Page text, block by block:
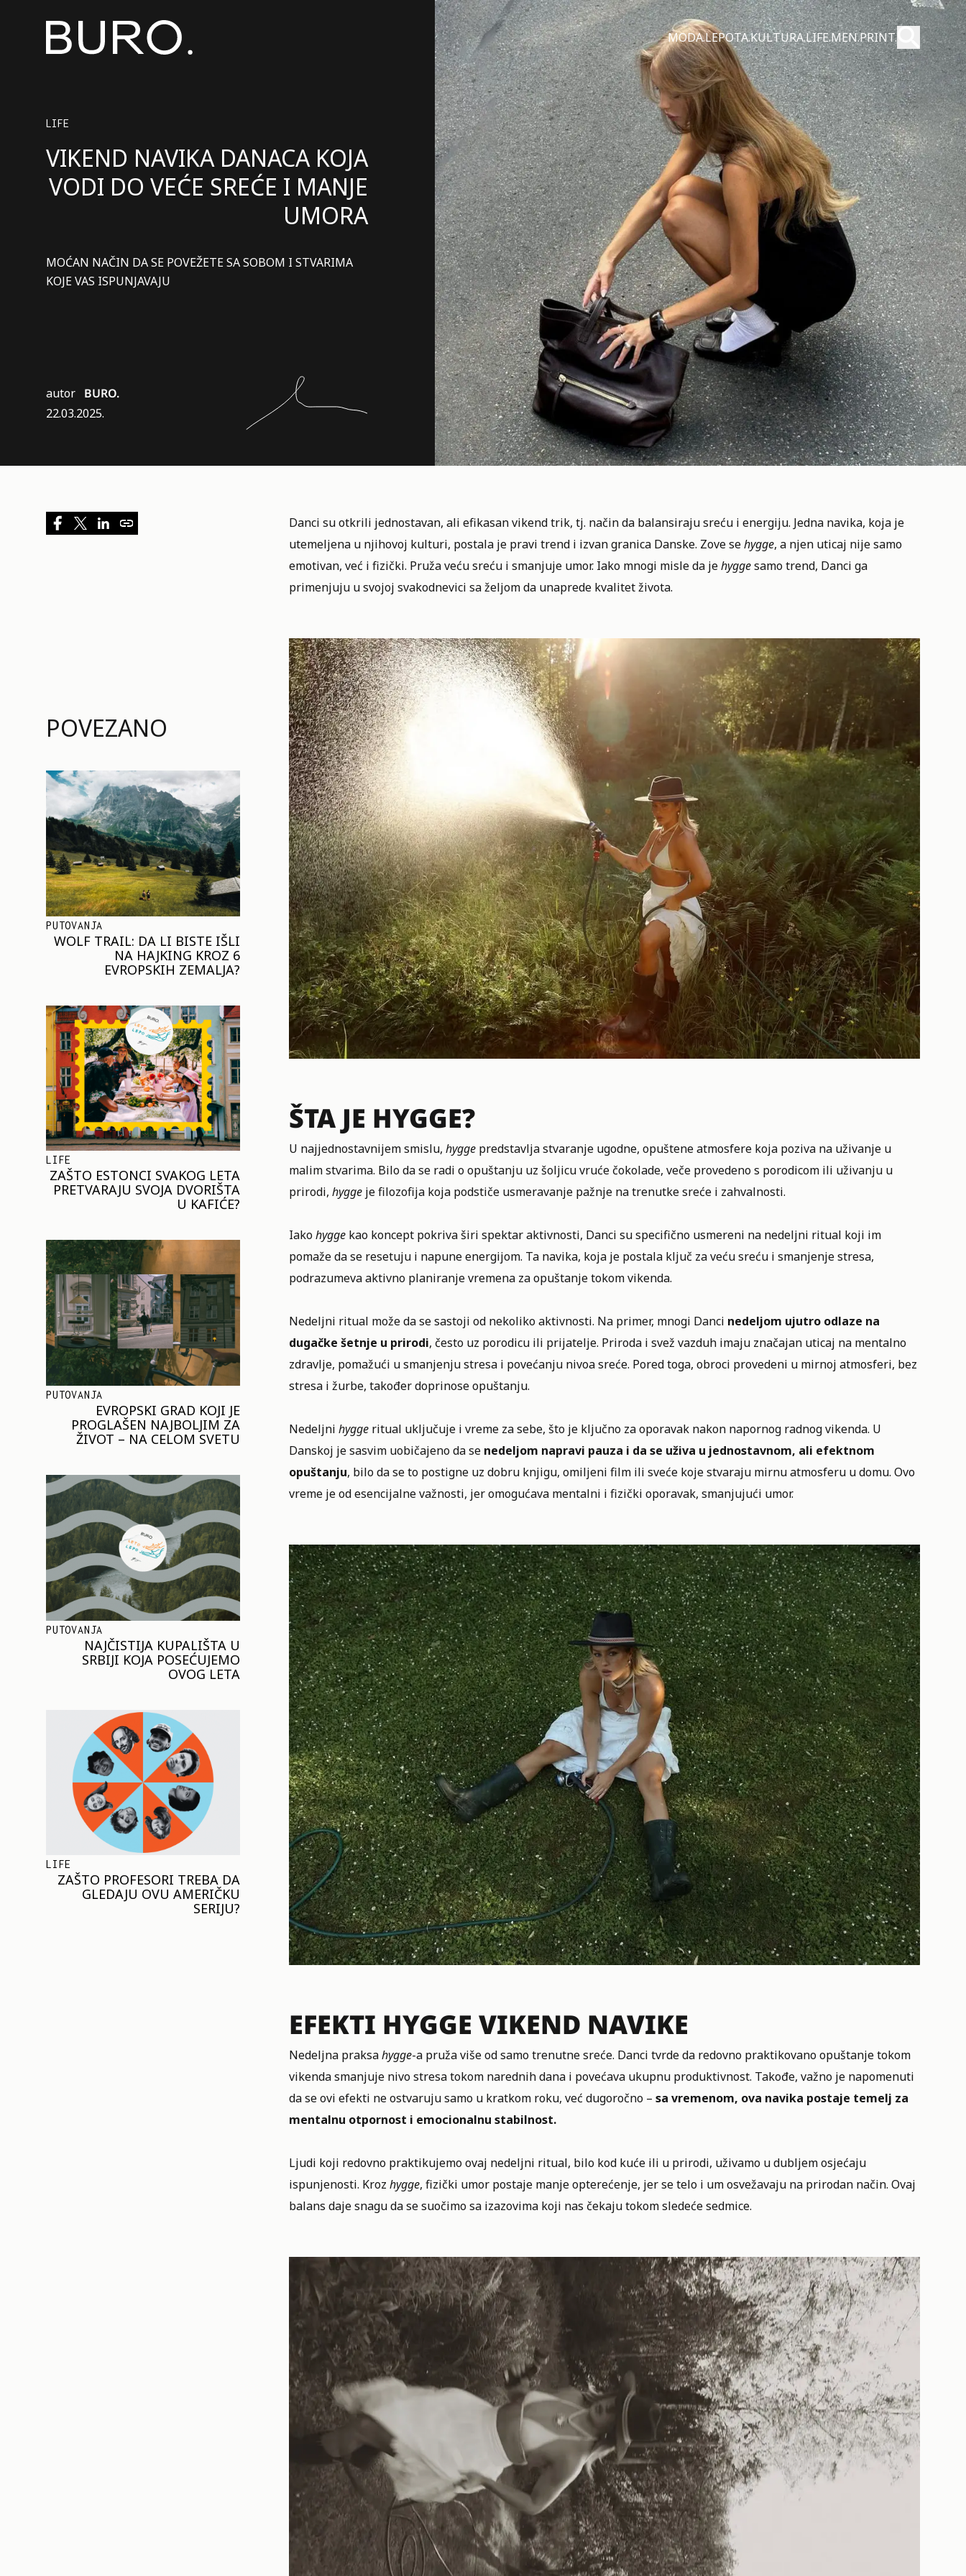
MODA.LEPOTA.KULTURA.LIFE.MEN.PRINT. Pretraži
Pošalji
LIFE
VIKEND NAVIKA DANACA KOJA
VODI DO VEĆE SREĆE I MANJE
UMORA
MOĆAN NAČIN DA SE POVEŽETE SA SOBOM I STVARIMA
KOJE VAS ISPUNJAVAJU
autor BURO.
22.03.2025.
POVEZANO
PUTOVANJA
WOLF TRAIL: DA LI BISTE IŠLI
NA HAJKING KROZ 6
EVROPSKIH ZEMALJA?
LIFE
ZAŠTO ESTONCI SVAKOG LETA
PRETVARAJU SVOJA DVORIŠTA
U KAFIĆE?
PUTOVANJA
EVROPSKI GRAD KOJI JE
PROGLAŠEN NAJBOLJIM ZA
ŽIVOT – NA CELOM SVETU
PUTOVANJA
NAJČISTIJA KUPALIŠTA U
SRBIJI KOJA POSEĆUJEMO
OVOG LETA
LIFE
ZAŠTO PROFESORI TREBA DA
GLEDAJU OVU AMERIČKU
SERIJU?
Danci su otkrili jednostavan, ali efikasan vikend trik, tj. način da balansiraju sreću i energiju. Jedna navika, koja je
utemeljena u njihovoj kulturi, postala je pravi trend i izvan granica Danske. Zove sehygge, a njen uticaj nije samo
emotivan, već i fizički. Pruža veću sreću i smanjuje umor. Iako mnogi misle da jehyggesamo trend, Danci ga
primenjuju u svojoj svakodnevici sa željom da unaprede kvalitetživota.
ŠTA JE HYGGE?
U najjednostavnijem smislu, hyggepredstavlja stvaranje ugodne, opuštene atmosfere koja poziva na uživanje u
malim stvarima. Bilo da se radi o opuštanju uz šoljicu vruće čokolade, veče provedeno s porodicom ili uživanju u
prirodi, hyggeje filozofija koja podstiče usmeravanje pažnje na trenutke sreće i zahvalnosti.
Iakohyggekao koncept pokriva širi spektar aktivnosti, Danci su specifično usmereni na nedeljni ritual koji im
pomaže da se resetuju i napune energijom. Ta navika, koja je postala ključ za veću sreću i smanjenje stresa,
podrazumeva aktivno planiranje vremena za opuštanje tokom vikenda.
Nedeljni ritual može da se sastoji od nekoliko aktivnosti. Na primer, mnogi Danci nedeljom ujutro odlaze na
dugačke šetnje u prirodi, često uz porodicu ili prijatelje. Priroda i svež vazduh imaju značajan uticaj na mentalno
zdravlje, pomažući u smanjenju stresa i povećanju nivoa sreće. Pored toga, obroci provedeni u mirnoj atmosferi, bez
stresa i žurbe, također doprinose opuštanju.
Nedeljni hyggeritual uključuje i vreme za sebe, što je ključno za oporavak nakon napornog radnog vikenda. U
Danskoj je sasvim uobičajeno da se nedeljom napravi pauza i da se uživa u jednostavnom, ali efektnom
opuštanju, bilo da se to postigne uz dobru knjigu, omiljeni film ili sveće koje stvaraju mirnu atmosferu u domu. Ovo
vreme je od esencijalne važnosti, jer omogućava mentalni i fizički oporavak, smanjujući umor.
EFEKTI HYGGE VIKEND NAVIKE
Nedeljna praksahygge-a pruža više od samo trenutne sreće. Danci tvrde da redovno praktikovano opuštanje tokom
vikenda smanjuje nivo stresa tokom narednih dana i povećava ukupnu produktivnost. Takođe, važno je napomenuti
da se ovi efekti ne ostvaruju samo u kratkom roku, već dugoročno – sa vremenom, ova navika postaje temelj za
mentalnu otpornost i emocionalnu stabilnost.
Ljudi koji redovno praktikujemo ovaj nedeljni ritual, bilo kod kuće ili u prirodi, uživamo u dubljem osjećaju
ispunjenosti. Kroz hygge, fizički umor postaje manje opterećenje, jer se telo i um osvežavaju na prirodan način. Ovaj
balans daje snagu da se suočimo sa izazovima koji nas čekaju tokom sledeće sedmice.